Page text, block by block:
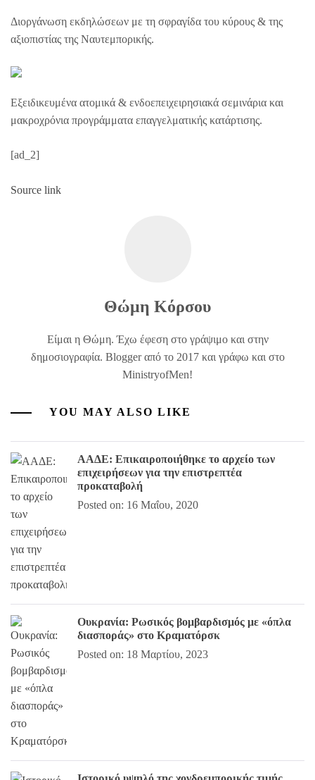
Διοργάνωση εκδηλώσεων με τη σφραγίδα του κύρους & της
αξιοπιστίας της Ναυτεμπορικής.
Εξειδικευμένα ατομικά & ενδοεπειχειρησιακά σεμινάρια και
μακροχρόνια προγράμματα επαγγελματικής κατάρτισης.
[ad_2]
Source link
Θώμη Κόρσου
Είμαι η Θώμη. Έχω έφεση στο γράψιμο και στην
δημοσιογραφία. Blogger από το 2017 και γράφω και στο
MinistryofMen!
YOU MAY ALSO LIKE
ΑΑΔΕ: Επικαιροποιήθηκε το αρχείο των
επιχειρήσεων για την επιστρεπτέα
προκαταβολή
Posted on: 16 Μαΐου, 2020
Ουκρανία: Ρωσικός βομβαρδισμός με «όπλα
διασποράς» στο Κραματόρσκ
Posted on: 18 Μαρτίου, 2023